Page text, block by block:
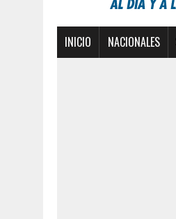
INICIO NACIONALES